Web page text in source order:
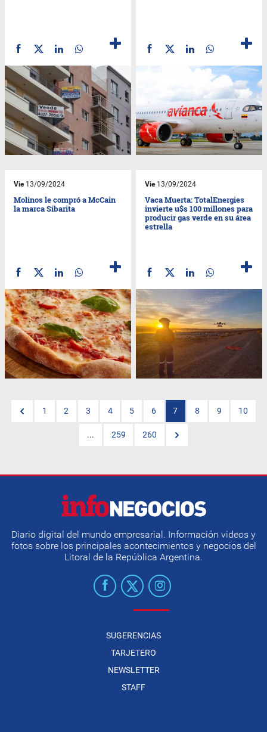
Vie13/09/2024
Molinos le compró a McCain
la marca Sibarita
Vie13/09/2024
Vaca Muerta: TotalEnergies
invierte u$s 100 millones para
producir gas verde en su área
estrella
1 2 3 4 5 6 7 8 9 10
... 259 260
Diario digital del mundo empresarial. Información videos y
fotos sobre los principales acontecimientos y negocios del
Litoral de la República Argentina.
SUGERENCIAS
TARJETERO
NEWSLETTER
STAFF